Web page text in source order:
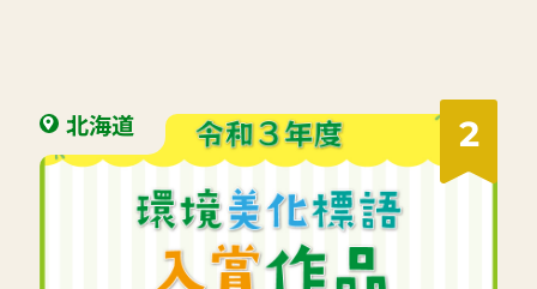
2
北海道